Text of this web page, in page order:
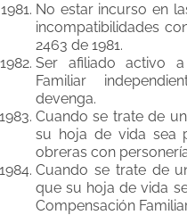
No estar incurso en
incompatibilidades
2463 de 1981.
Ser afiliado activo
Familiar
devenga.
Cuando se trate de
su hoja de vida sea
obreras con
Cuando se trate de
que su hoja de vida
Compensación